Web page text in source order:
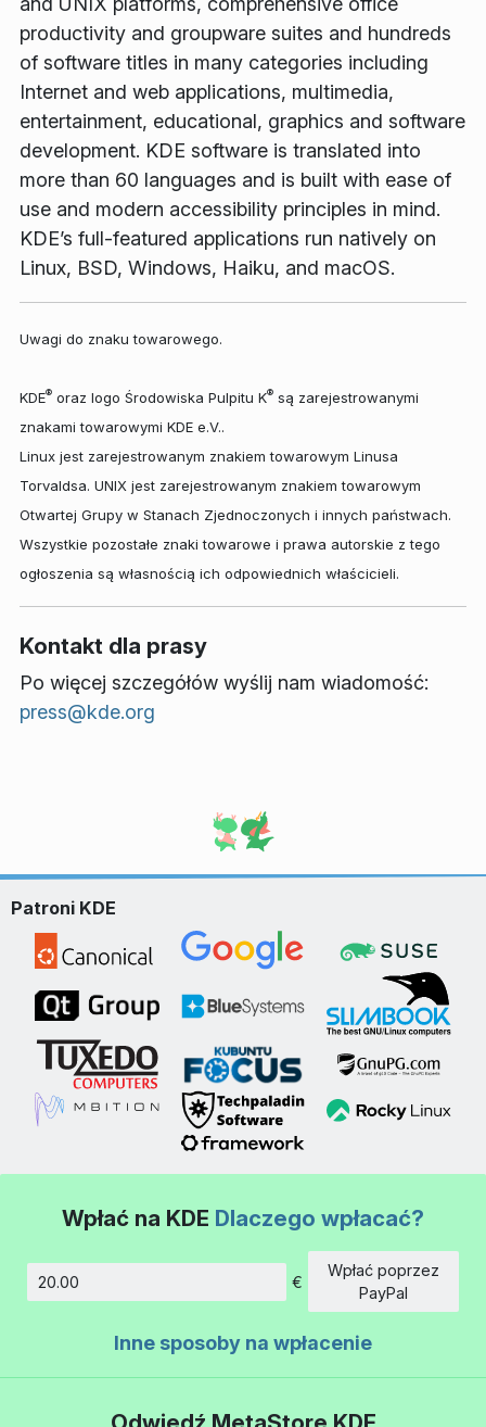
productivity and groupware suites and hundreds
of software titles in many categories including
Internet and web applications, multimedia,
entertainment, educational, graphics and software
development. KDE software is translated into
more than 60 languages and is built with ease of
use and modern accessibility principles in mind.
KDE’s full-featured applications run natively on
Linux, BSD, Windows, Haiku, and macOS.
Uwagi do znaku towarowego.
KDE® oraz logo Środowiska Pulpitu K® są zarejestrowanymi
znakami towarowymi KDE e.V..
Linux jest zarejestrowanym znakiem towarowym Linusa
Torvaldsa. UNIX jest zarejestrowanym znakiem towarowym
Otwartej Grupy w Stanach Zjednoczonych i innych państwach.
Wszystkie pozostałe znaki towarowe i prawa autorskie z tego
ogłoszenia są własnością ich odpowiednich właścicieli.
Kontakt dla prasy
Po więcej szczegółów wyślij nam wiadomość:
press@kde.org
Patroni KDE
Wpłać na KDE Dlaczego wpłacać?
€
Wpłać poprzez
PayPal
Inne sposoby na wpłacenie